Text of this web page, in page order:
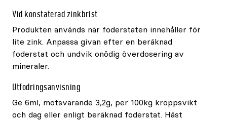
Vid konstaterad zinkbrist
Produkten används när foderstaten innehåller för
lite zink. Anpassa givan efter en beräknad
foderstat och undvik onödig överdosering av
mineraler.
Utfodringsanvisning
Ge 6ml, motsvarande 3,2g, per 100kg kroppsvikt
och dag eller enligt beräknad foderstat. Häst